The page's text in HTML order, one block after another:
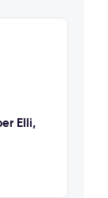
Elli,